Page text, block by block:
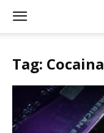
Tag: Cocaina